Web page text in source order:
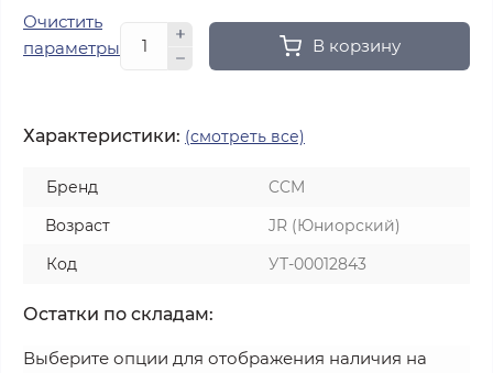
Очистить
параметры
В корзину
Характеристики: (смотреть все)
Бренд
CCM
Возраст
JR (Юниорский)
Код
УТ-00012843
Остатки по складам:
Выберите опции для отображения наличия на